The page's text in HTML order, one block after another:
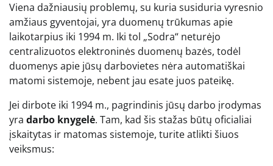
Viena dažniausių problemų, su kuria susiduria vyresnio
amžiaus gyventojai, yra duomenų trūkumas apie
laikotarpius iki 1994 m. Iki tol „Sodra“ neturėjo
centralizuotos elektroninės duomenų bazės, todėl
duomenys apie jūsų darbovietes nėra automatiškai
matomi sistemoje, nebent jau esate juos pateikę.
Jei dirbote iki 1994 m., pagrindinis jūsų darbo įrodymas
yra darbo knygelė. Tam, kad šis stažas būtų oficialiai
įskaitytas ir matomas sistemoje, turite atlikti šiuos
veiksmus: